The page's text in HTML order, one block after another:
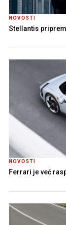
NOVOSTI
Stellantis
NOVOSTI
Ferrari je već